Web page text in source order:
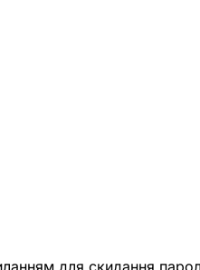
для скидання